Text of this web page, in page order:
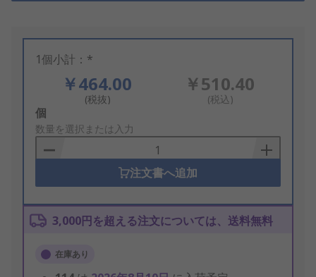
1個小計：*
￥464.00
(税抜)
￥510.40
(税込)
Add
to
Basket
個
数量を選択または入力
注文書へ追加
3,000円を超える注文については、送料無料
在庫あり